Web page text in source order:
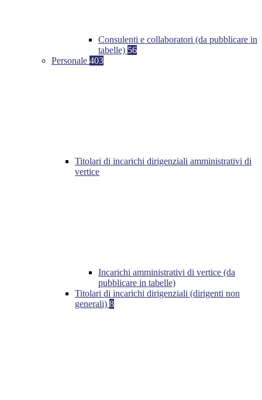
Consulenti e collaboratori (da pubblicare in
tabelle) 56
Personale 403
Titolari di incarichi dirigenziali amministrativi di
vertice
Incarichi amministrativi di vertice (da
pubblicare in tabelle)
Titolari di incarichi dirigenziali (dirigenti non
generali) 8